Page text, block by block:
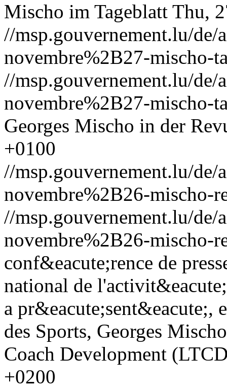
Mischo im Tageblatt Thu,
//msp.gouvernement.lu/
novembre%2B27-mischo-
//msp.gouvernement.lu/
novembre%2B27-mischo-
Georges Mischo in der
+0100
//msp.gouvernement.lu/
novembre%2B26-mischo-
//msp.gouvernement.lu/
novembre%2B26-mischo-
conf&eacute;rence de
national de
a pr&eacute;sent&eacute;,
des Sports, Georges
Coach Development
+0200